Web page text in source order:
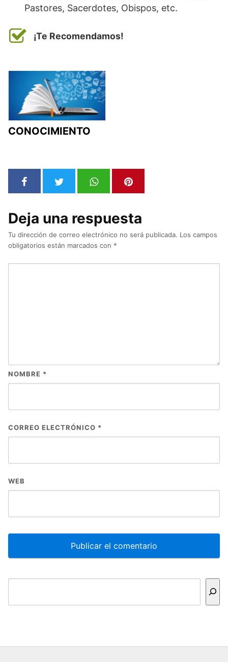
Pastores, Sacerdotes, Obispos, etc.
¡Te Recomendamos!
CONOCIMIENTO
Deja una respuesta
Tu dirección de correo electrónico no será publicada. Los campos
obligatorios están marcados con *
NOMBRE *
CORREO ELECTRÓNICO *
WEB